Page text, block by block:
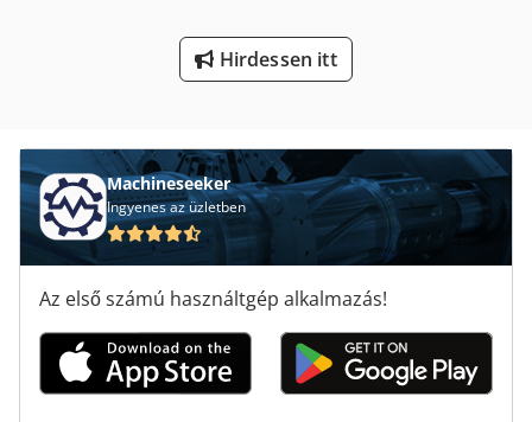
Nyomtató És SzkennerHirdessen itt
Machineseeker
Ingyenes az üzletben
Az első számú használtgép alkalmazás!